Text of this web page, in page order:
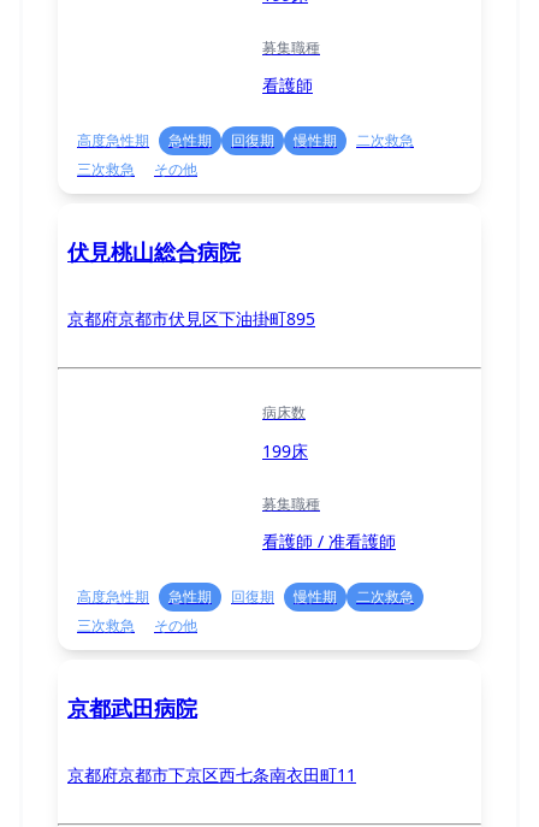
募集職種
看護師
高度急性期 急性期 回復期 慢性期
二次救急
三次救急
その他
伏見桃山総合病院
京都府京都市伏見区下油掛町895
病床数
199床
募集職種
看護師 / 准看護師
高度急性期 急性期 回復期 慢性期
二次救急
三次救急
その他
京都武田病院
京都府京都市下京区西七条南衣田町11